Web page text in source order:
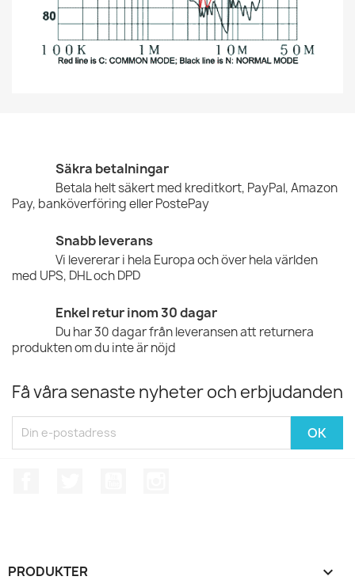
Säkra betalningar
Betala helt säkert med kreditkort, PayPal, Amazon
Pay, banköverföring eller PostePay
Snabb leverans
Vi levererar i hela Europa och över hela världen
med UPS, DHL och DPD
Enkel retur inom 30 dagar
Du har 30 dagar från leveransen att returnera
produkten om du inte är nöjd
Få våra senaste nyheter och erbjudanden
PRODUKTER 